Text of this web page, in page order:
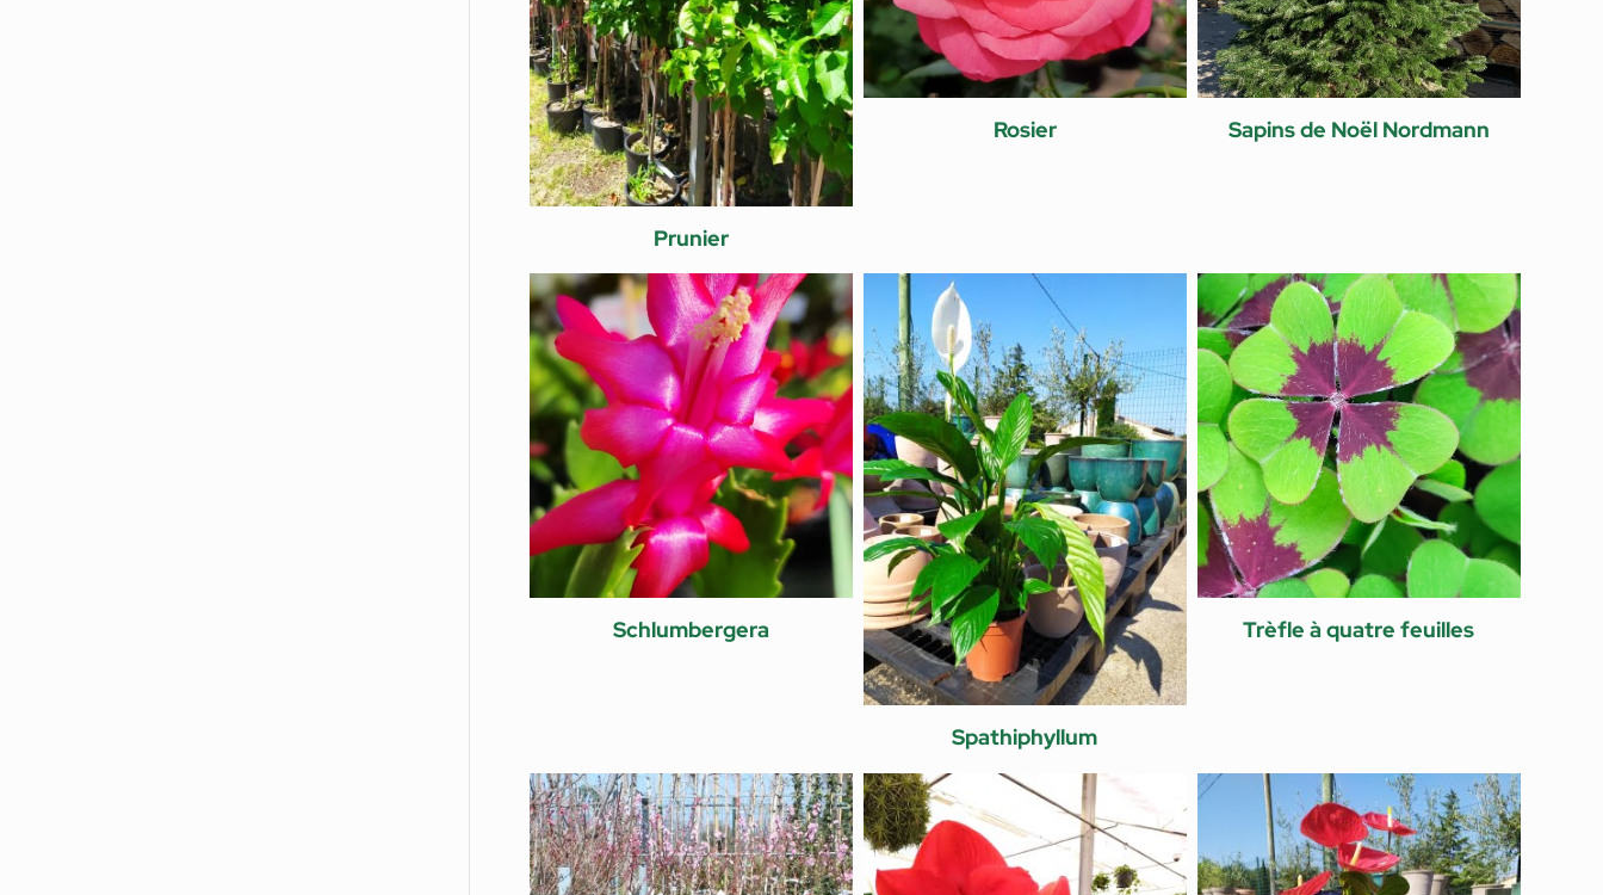
Prunier
Rosier Sapins de Noël Nordmann
Schlumbergera
Spathiphyllum
Trèfle à quatre feuilles